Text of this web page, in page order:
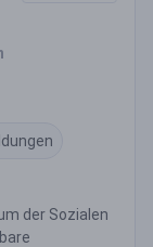
der Sozialen